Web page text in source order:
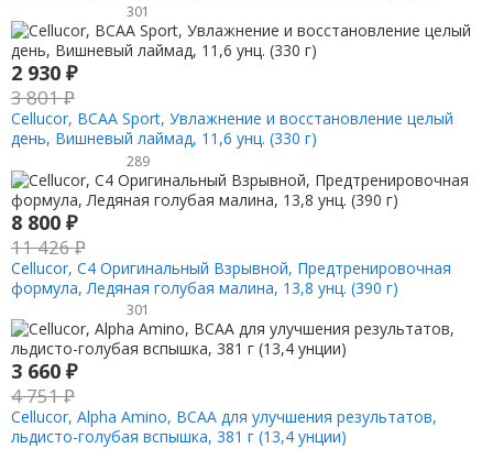
301
2 930 ₽
3 801₽
Cellucor, BCAA Sport, Увлажнение и восстановление целый
день, Вишневый лаймад, 11,6 унц. (330 г)
289
8 800 ₽
11 426₽
Cellucor, C4 Оригинальный Взрывной, Предтренировочная
формула, Ледяная голубая малина, 13,8 унц. (390 г)
301
3 660 ₽
4 751₽
Cellucor, Alpha Amino, BCAA для улучшения результатов,
льдисто-голубая вспышка, 381 г (13,4 унции)